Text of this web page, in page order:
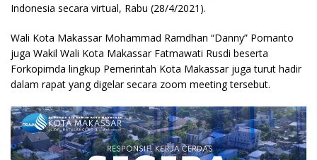
Indonesia secara virtual, Rabu (28/4/2021).
Wali Kota Makassar Mohammad Ramdhan “Danny” Pomanto
juga Wakil Wali Kota Makassar Fatmawati Rusdi beserta
Forkopimda lingkup Pemerintah Kota Makassar juga turut hadir
dalam rapat yang digelar secara zoom meeting tersebut.